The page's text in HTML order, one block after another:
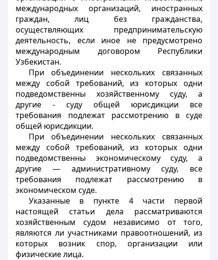
международных организаций, иностранных
граждан, лиц без гражданства,
осуществляющих предпринимательскую
деятельность, если иное не предусмотрено
международным договором Республики
Узбекистан.
При объединении нескольких связанных
между собой требований, из которых одни
подведомственны хозяйственному суду, а
другие - суду общей юрисдикции все
требования подлежат рассмотрению в суде
общей юрисдикции.
При объединении нескольких связанных
между собой требований, из которых одни
подведомственны экономическому суду, а
другие — административному суду, все
требования подлежат рассмотрению в
экономическом суде.
Указанные в пункте 4 части первой
настоящей статьи дела рассматриваются
хозяйственным судом независимо от того,
являются ли участниками правоотношений, из
которых возник спор, организации или
физические лица.